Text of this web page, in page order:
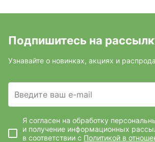
Подпишитесь на
Узнавайте о новинках, акциях и
Введите ваш e-mail
Я согласен на обработку
и получение информационных
в соответствии с Политикой в